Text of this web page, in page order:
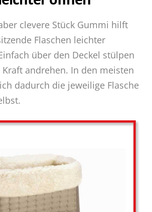
clevere Stück Gummi hilft
Flaschen leichter
über den Deckel stülpen
andrehen. In den meisten
dadurch die jeweilige Flasche